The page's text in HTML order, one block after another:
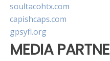
soultacohtx.com
capishcaps.com
gpsyfl.org
MEDIA